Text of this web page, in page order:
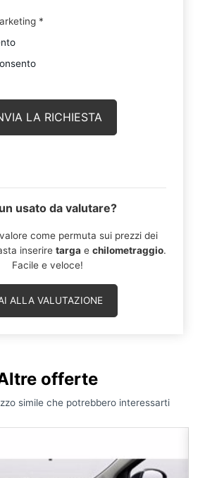
*
usato da valutare?
come permuta sui prezzi dei
inserire targa e chilometraggio.
Facile e veloce!
ALLA VALUTAZIONE
offerte
simile che potrebbero interessarti